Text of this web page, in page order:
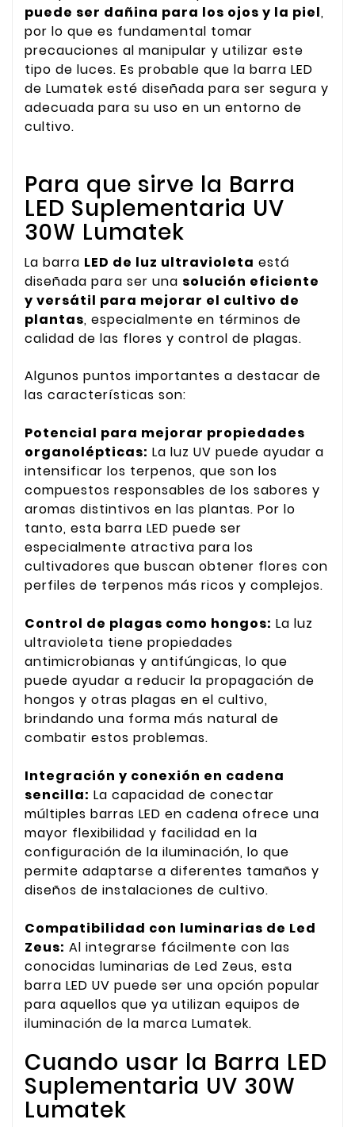
puede ser dañina para los ojos y la piel,
por lo que es fundamental tomar
precauciones al manipular y utilizar este
tipo de luces. Es probable que la barra LED
de Lumatek esté diseñada para ser segura y
adecuada para su uso en un entorno de
cultivo.
Para que sirve la Barra
LED Suplementaria UV
30W Lumatek
La barra LED de luz ultravioleta está
diseñada para ser una solución eficiente
y versátil para mejorar el cultivo de
plantas, especialmente en términos de
calidad de las flores y control de plagas.
Algunos puntos importantes a destacar de
las características son:
Potencial para mejorar propiedades
organolépticas: La luz UV puede ayudar a
intensificar los terpenos, que son los
compuestos responsables de los sabores y
aromas distintivos en las plantas. Por lo
tanto, esta barra LED puede ser
especialmente atractiva para los
cultivadores que buscan obtener flores con
perfiles de terpenos más ricos y complejos.
Control de plagas como hongos: La luz
ultravioleta tiene propiedades
antimicrobianas y antifúngicas, lo que
puede ayudar a reducir la propagación de
hongos y otras plagas en el cultivo,
brindando una forma más natural de
combatir estos problemas.
Integración y conexión en cadena
sencilla: La capacidad de conectar
múltiples barras LED en cadena ofrece una
mayor flexibilidad y facilidad en la
configuración de la iluminación, lo que
permite adaptarse a diferentes tamaños y
diseños de instalaciones de cultivo.
Compatibilidad con luminarias de Led
Zeus: Al integrarse fácilmente con las
conocidas luminarias de Led Zeus, esta
barra LED UV puede ser una opción popular
para aquellos que ya utilizan equipos de
iluminación de la marca Lumatek.
Cuando usar la Barra LED
Suplementaria UV 30W
Lumatek